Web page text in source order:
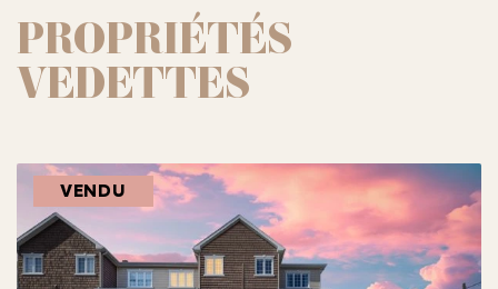
PROPRIÉTÉS
VEDETTES
VENDU